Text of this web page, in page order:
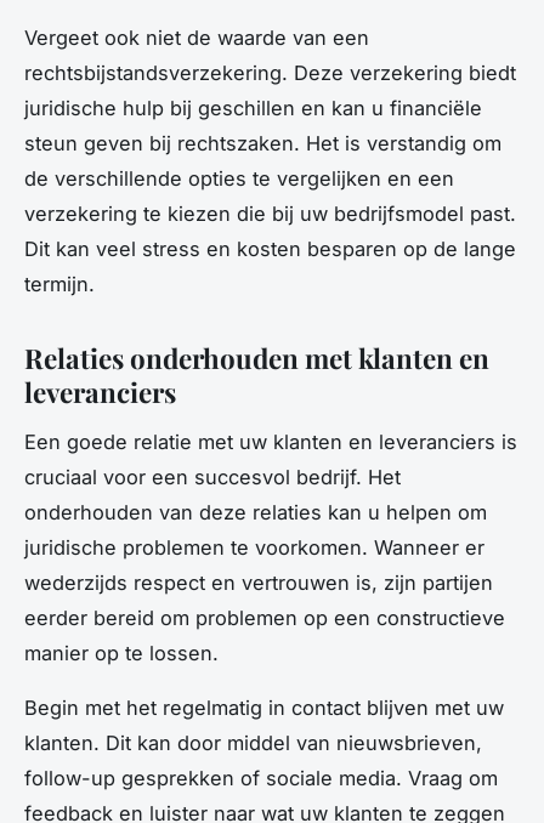
Vergeet ook niet de waarde van een
rechtsbijstandsverzekering. Deze verzekering biedt
juridische hulp bij geschillen en kan u financiële
steun geven bij rechtszaken. Het is verstandig om
de verschillende opties te vergelijken en een
verzekering te kiezen die bij uw bedrijfsmodel past.
Dit kan veel stress en kosten besparen op de lange
termijn.
Relaties onderhouden met klanten en
leveranciers
Een goede relatie met uw klanten en leveranciers is
cruciaal voor een succesvol bedrijf. Het
onderhouden van deze relaties kan u helpen om
juridische problemen te voorkomen. Wanneer er
wederzijds respect en vertrouwen is, zijn partijen
eerder bereid om problemen op een constructieve
manier op te lossen.
Begin met het regelmatig in contact blijven met uw
klanten. Dit kan door middel van nieuwsbrieven,
follow-up gesprekken of sociale media. Vraag om
feedback en luister naar wat uw klanten te zeggen